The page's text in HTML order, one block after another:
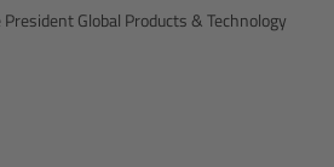
President Global Products & Technology